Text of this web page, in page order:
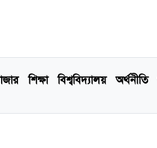
শিক্ষা বিশ্ববিদ্যালয় অর্থনীতি